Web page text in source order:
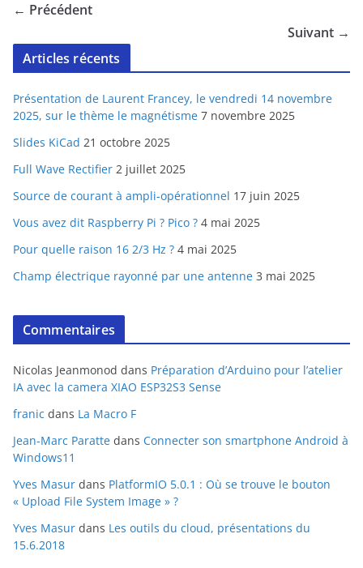
← Précédent
Suivant →
Articles récents
Présentation de Laurent Francey, le vendredi 14 novembre
2025, sur le thème le magnétisme 7 novembre 2025
Slides KiCad 21 octobre 2025
Full Wave Rectifier 2 juillet 2025
Source de courant à ampli-opérationnel 17 juin 2025
Vous avez dit Raspberry Pi ? Pico ? 4 mai 2025
Pour quelle raison 16 2/3 Hz ? 4 mai 2025
Champ électrique rayonné par une antenne 3 mai 2025
Commentaires
Nicolas Jeanmonod dans Préparation d’Arduino pour l’atelier
IA avec la camera XIAO ESP32S3 Sense
franic dans La Macro F
Jean-Marc Paratte dans Connecter son smartphone Android à
Windows11
Yves Masur dans PlatformIO 5.0.1 : Où se trouve le bouton
« Upload File System Image » ?
Yves Masur dans Les outils du cloud, présentations du
15.6.2018